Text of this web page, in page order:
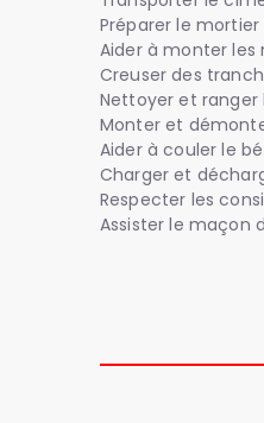
Préparer le
Aider à monter les
Creuser des
Nettoyer et
Monter et
Aider à couler le
Charger et
Respecter les
Assister le maçon